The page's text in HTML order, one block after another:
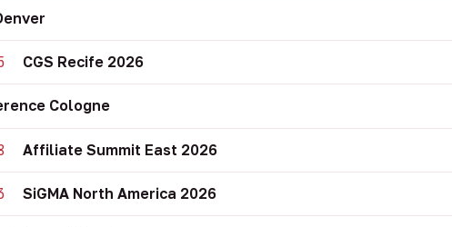
CGS Recife 2026
Cologne
Affiliate Summit East 2026
SiGMA North America 2026